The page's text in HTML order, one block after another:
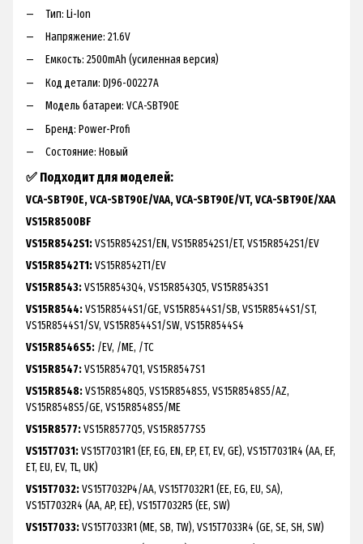
Тип: Li-Ion
Напряжение: 21.6V
Емкость: 2500mAh (усиленная версия)
Код детали: DJ96-00227A
Модель батареи: VCA-SBT90E
Бренд: Power-Profi
Состояние: Новый
✅ Подходит для моделей:
VCA-SBT90E, VCA-SBT90E/VAA, VCA-SBT90E/VT, VCA-SBT90E/XAA
VS15R8500BF
VS15R8542S1:VS15R8542S1/EN, VS15R8542S1/ET, VS15R8542S1/EV
VS15R8542T1:VS15R8542T1/EV
VS15R8543:VS15R8543Q4, VS15R8543Q5, VS15R8543S1
VS15R8544:VS15R8544S1/GE, VS15R8544S1/SB, VS15R8544S1/ST,
VS15R8544S1/SV, VS15R8544S1/SW, VS15R8544S4
VS15R8546S5: /EV, /ME, /TC
VS15R8547:VS15R8547Q1, VS15R8547S1
VS15R8548:VS15R8548Q5, VS15R8548S5, VS15R8548S5/AZ,
VS15R8548S5/GE, VS15R8548S5/ME
VS15R8577:VS15R8577Q5, VS15R8577S5
VS15T7031:VS15T7031R1 (EF, EG, EN, EP, ET, EV, GE), VS15T7031R4 (AA, EF,
ET, EU, EV, TL, UK)
VS15T7032:VS15T7032P4/AA, VS15T7032R1 (EE, EG, EU, SA),
VS15T7032R4 (AA, AP, EE), VS15T7032R5 (EE, SW)
VS15T7033:VS15T7033R1 (ME, SB, TW), VS15T7033R4 (GE, SE, SH, SW)